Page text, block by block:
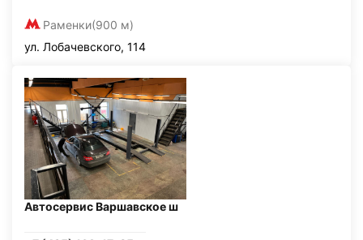
Раменки(900 м)
ул. Лобачевского, 114
Автосервис Варшавское ш